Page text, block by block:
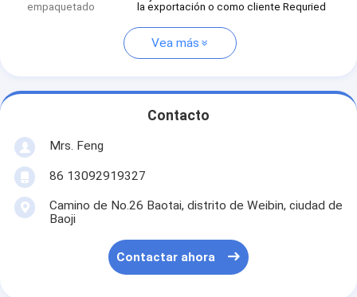
empaquetado
la exportación o como cliente Requried
Vea más
Contacto
Mrs. Feng
86 13092919327
Camino de No.26 Baotai, distrito de Weibin, ciudad de
Baoji
Contactar ahora